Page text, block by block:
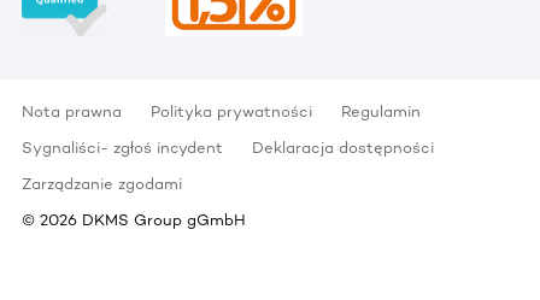
Nota prawna Polityka prywatności
Regulamin
Sygnaliści- zgłoś incydent
Deklaracja dostępności
Zarządzanie zgodami
© 2026 DKMS Group gGmbH